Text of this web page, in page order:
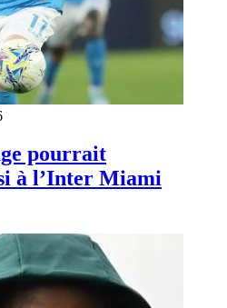
pourrait
à l’Inter Miami